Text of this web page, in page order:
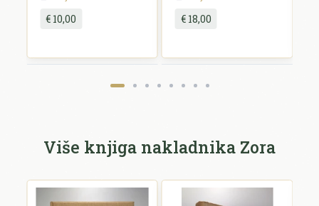
€ 10,00 € 18,00
Više knjiga nakladnika Zora